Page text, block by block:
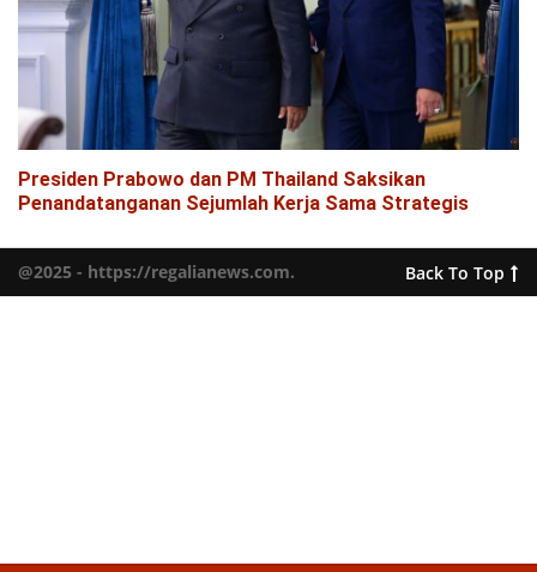
Presiden Prabowo dan PM Thailand Saksikan
Penandatanganan Sejumlah Kerja Sama Strategis
@2025 - https://regalianews.com. Back To Top